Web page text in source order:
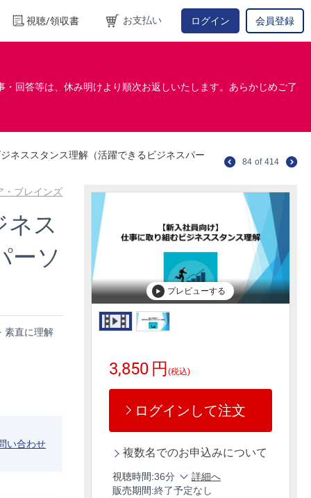
視聴/領収書 お支払い ログイン 会員登録
回答等は、休み明けより順次お返しいたします。あらかじめご了
ネススタンス理解（活躍できるビジネスパー
84 of 414
プレビューする
・ブレインズ
ネス
ーソ
素直に理解
3,850 円 (税込)
ログインして注文
複数名でのお申込みについて
視聴時間:36分
詳細へ
販売期間:終了予定なし
い合わせ